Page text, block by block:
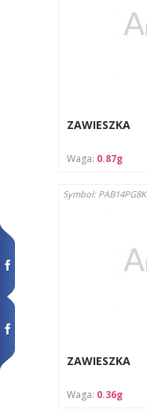
ZAWIESZKA
Waga: 0.87g
Symbol: PAB14PG8K
ZAWIESZKA
Waga: 0.36g